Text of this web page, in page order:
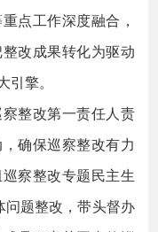
点工作深度融合，
改成果转化为驱动
擎。
整改第一责任人责
确保巡察整改有力
察整改专题民主生
题整改，带头督办